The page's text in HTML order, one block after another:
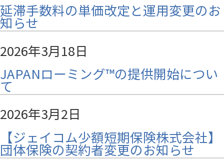
延滞手数料の単価改定と運用変更のお
知らせ
2026年3月18日
JAPANローミング™の提供開始につい
て
2026年3月2日
【ジェイコム少額短期保険株式会社】
団体保険の契約者変更のお知らせ